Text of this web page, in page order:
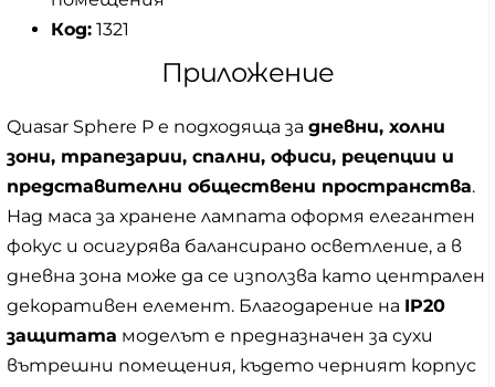
Код: 1321
Приложение
Quasar Sphere P е подходяща за дневни, холни
зони, трапезарии, спални, офиси, рецепции и
представителни обществени пространства.
Над маса за хранене лампата оформя елегантен
фокус и осигурява балансирано осветление, а в
дневна зона може да се използва като централен
декоративен елемент. Благодарение на IP20
защитата моделът е предназначен за сухи
вътрешни помещения, където черният корпус